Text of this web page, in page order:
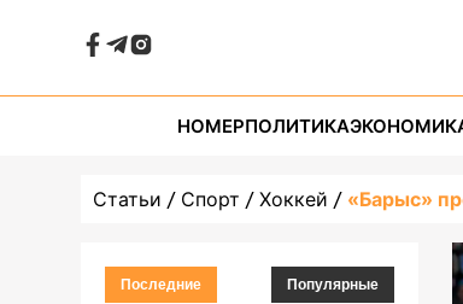
НОМЕРПОЛИТИКА
Статьи Спорт Хоккей «Барыс»
Последние Популярные